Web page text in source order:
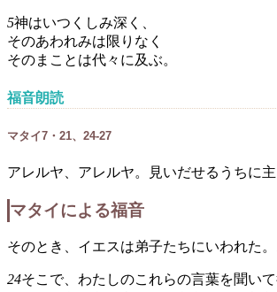
5神はいつくしみ深く、
そのあわれみは限りなく
そのまことは代々に及ぶ。
福音朗読
マタイ7・21、24-27
アレルヤ、アレルヤ。見いだせるうちに
マタイによる福音
そのとき、イエスは弟子たちにいわれた。
24そこで、わたしのこれらの言葉を聞い